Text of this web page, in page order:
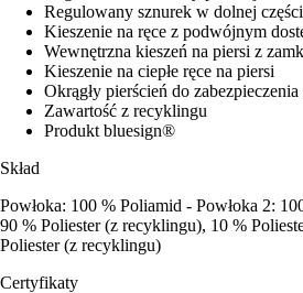
Regulowany sznurek w dolnej części
Kieszenie na ręce z podwójnym
Wewnętrzna kieszeń na piersi z
Kieszenie na ciepłe ręce na piersi
Okrągły pierścień do zabezpieczenia
Zawartość z recyklingu
Produkt bluesign®
Skład
Powłoka: 100 % Poliamid - Powłoka 2:
90 % Poliester (z recyklingu), 10 %
Poliester (z recyklingu)
Certyfikaty